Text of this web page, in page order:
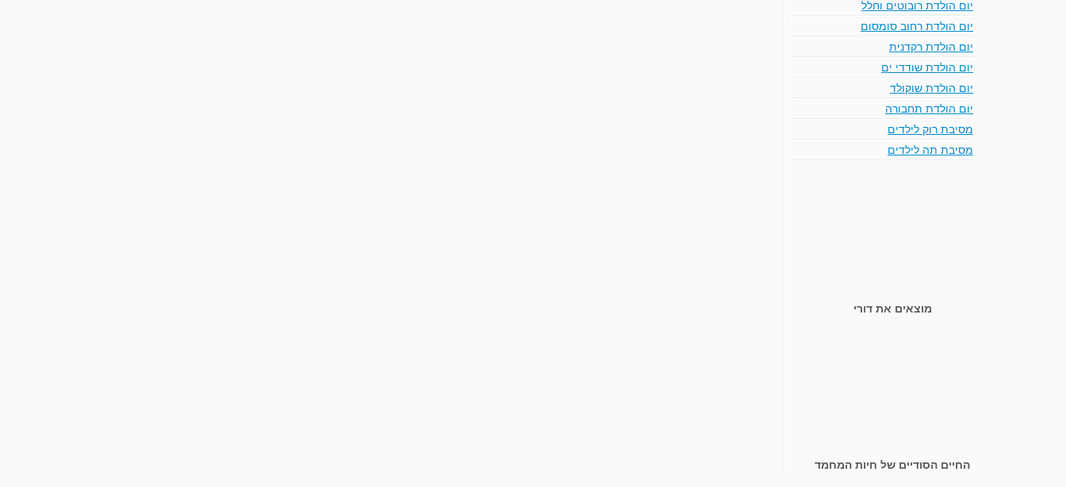
יום הולדת רובוטים וחלל
יום הולדת רחוב סומסום
יום הולדת רקדנית
יום הולדת שודדי ים
יום הולדת שוקולד
יום הולדת תחבורה
מסיבת רוק לילדים
מסיבת תה לילדים
מוצאים את דורי
החיים הסודיים של חיות המחמד